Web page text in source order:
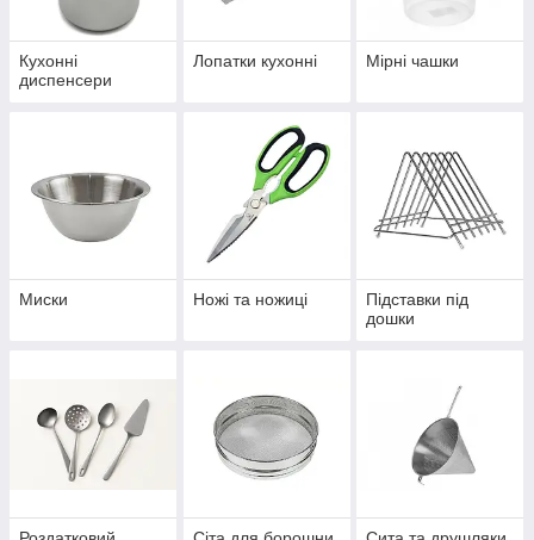
Кухонні
диспенсери
Лопатки кухонні Мірні чашки
Миски Ножі та ножиці
Підставки під
дошки